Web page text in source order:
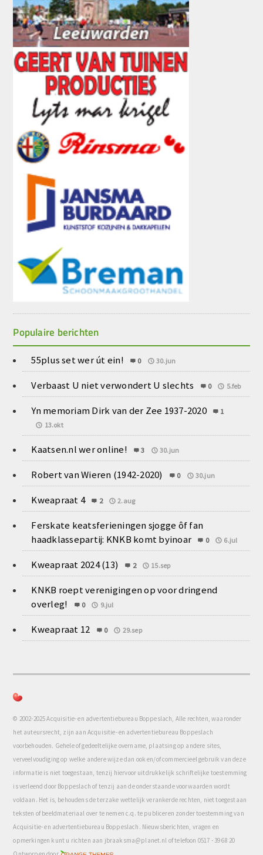
Populaire berichten
55plus set wer út ein! 0 30.jun
Verbaast U niet verwondert U slechts 0 5.feb
Yn memoriam Dirk van der Zee 1937-2020
1
13.okt
Kaatsen.nl wer online! 3 30.jun
Robert van Wieren (1942-2020) 0 30.jun
Kweapraat 4 2 2.aug
Ferskate keatsferieningen sjogge ôf fan
haadklassepartij: KNKB komt byinoar
0 6.jul
Kweapraat 2024 (13) 2 15.sep
KNKB roept verenigingen op voor dringend
overleg!
0 9.jul
Kweapraat 12 0 29.sep
© 2002-2025 Acquisitie- en advertentiebureau Boppeslach, Alle rechten, waaronder
het auteursrecht, zijn aan Acquisitie- en advertentiebureau Boppeslach
voorbehouden. Gehele of gedeeltelijke overname, plaatsing op andere sites,
verveelvoudiging op welke andere wijze dan ook en/of commercieel gebruik van deze
informatie is niet toegestaan, tenzij hiervoor uitdrukkelijk schriftelijke toestemming
is verleend door Boppeslach of tenzij aan de onderstaande voorwaarden wordt
voldaan. Het is, behoudens de terzake wettelijk verankerde rechten, niet toegestaan
teksten of beeldmateriaal over te nemen c.q. te publiceren zonder toestemming van
Acquisitie- en advertentiebureau Boppeslach. Nieuwsberichten, vragen en
opmerkingen kunt u richten aan jbraaksma@planet.nl of telefoon 0517 - 39 68 20